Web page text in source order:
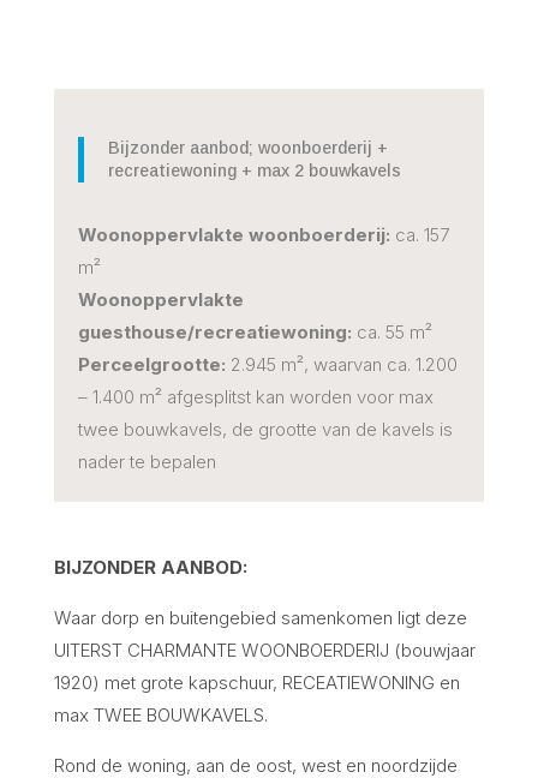
Bijzonder aanbod; woonboerderij +
recreatiewoning + max 2 bouwkavels
Woonoppervlakte woonboerderij: ca. 157
m²
Woonoppervlakte
guesthouse/recreatiewoning: ca. 55 m²
Perceelgrootte: 2.945 m², waarvan ca. 1.200
– 1.400 m² afgesplitst kan worden voor max
twee bouwkavels, de grootte van de kavels is
nader te bepalen
BIJZONDER AANBOD:
Waar dorp en buitengebied samenkomen ligt deze
UITERST CHARMANTE WOONBOERDERIJ (bouwjaar
1920) met grote kapschuur, RECEATIEWONING en
max TWEE BOUWKAVELS.
Rond de woning, aan de oost, west en noordzijde